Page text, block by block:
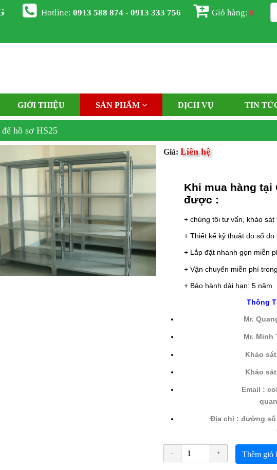
Hotline:0913 588 874 - 0913 333 756 Giỏ hàng:0
GIỚI THIỆU SẢN PHẨM DỊCH VỤ TIN
hồ sơ HS25
Giá: Liên hệ
Khi mua hàng tại
được :
+ chúng tôi tư vấn, khảo
+ Thiết kế kỹ thuật đo số
+ Lắp đặt nhanh gọn miễn
+ Vận chuyển miễn phí
+ Bảo hành dài hạn: 5 năm
Thông
Mr.
Mr.
Khảo
Khảo sát
Email :
Địa chỉ : đường số
Thêm giỏ